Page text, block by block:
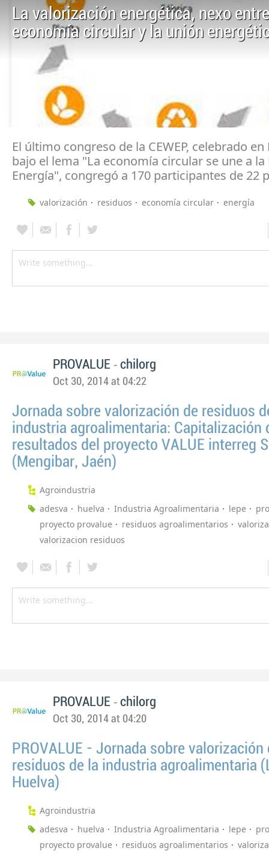
La valorización energética, nexo
economía circular y la unión
El último congreso de la CEWEP, celebrado
bajo el lema "La economía circular se une a
Energía", congregó a 170 participantes de 22
valorización residuos economía circular energía
PROVALUE - chilorg
Oct 30, 2014 at 04:22
Jornada sobre valorización de residuos
industria agroalimentaria: Capitalización
resultados del proyecto VALUE interreg
(Mengibar, Jaén)
Agroindustria
adesva
huelva Industria Agroalimentaria lepe
proyecto provalue
residuos agroalimentarios
valorizacion residuos
PROVALUE - chilorg
Oct 30, 2014 at 04:20
PROVALUE - Jornada sobre valorización
residuos de la industria agroalimentaria
Huelva)
Agroindustria
adesva
huelva Industria Agroalimentaria lepe
proyecto provalue
residuos agroalimentarios